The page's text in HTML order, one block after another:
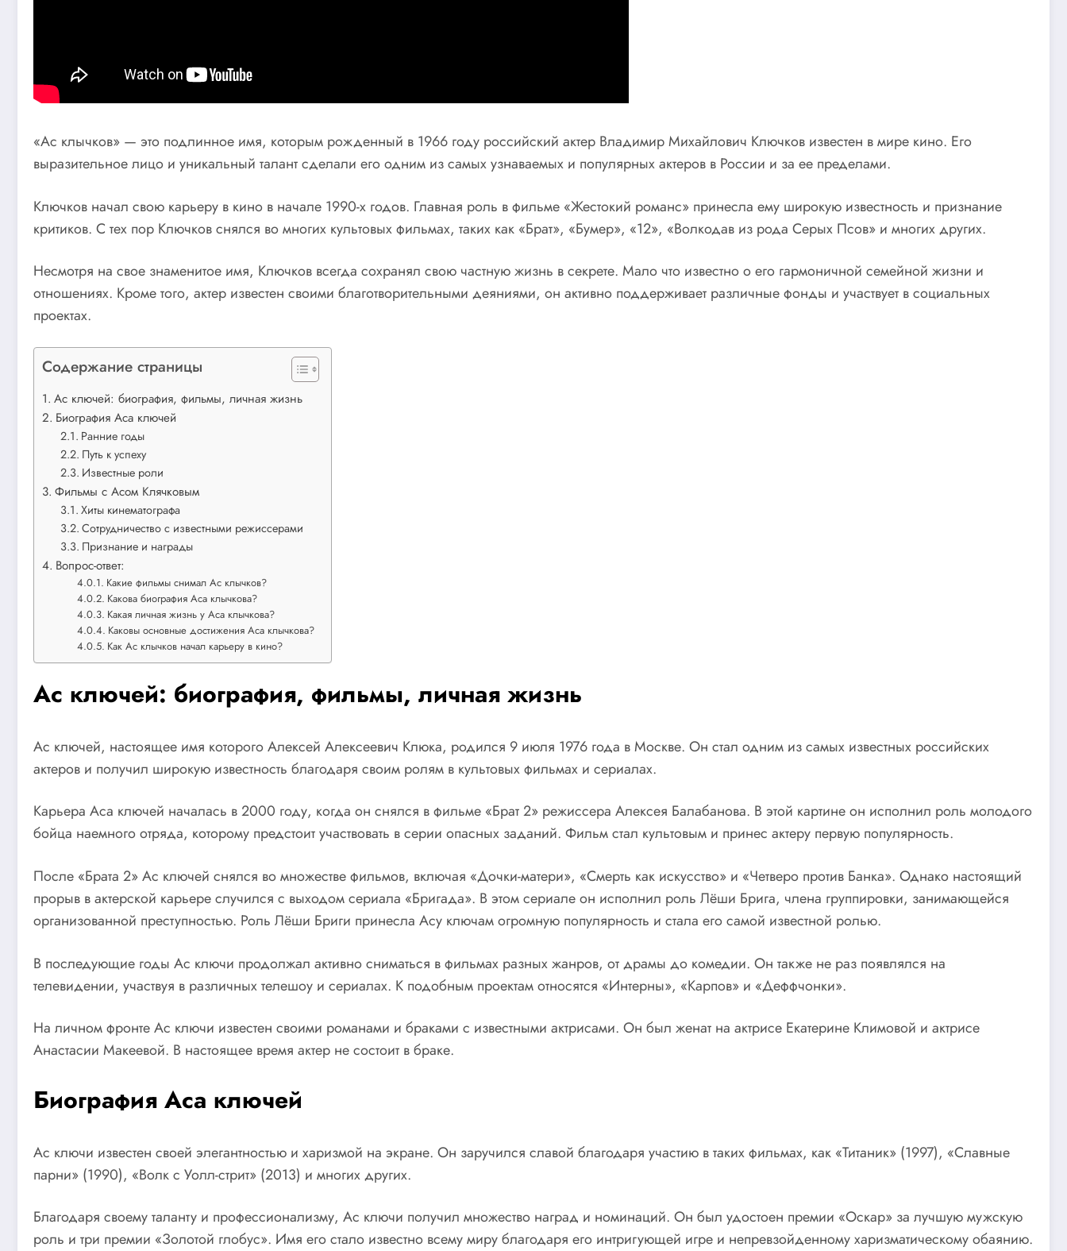
«Ас клычков» — это подлинное имя, которым рожденный в 1966 году российский актер Владимир Михайлович Ключков известен в мире кино. Его
выразительное лицо и уникальный талант сделали его одним из самых узнаваемых и популярных актеров в России и за ее пределами.
Ключков начал свою карьеру в кино в начале 1990-х годов. Главная роль в фильме «Жестокий романс» принесла ему широкую известность и признание
критиков. С тех пор Ключков снялся во многих культовых фильмах, таких как «Брат», «Бумер», «12», «Волкодав из рода Серых Псов» и многих других.
Несмотря на свое знаменитое имя, Ключков всегда сохранял свою частную жизнь в секрете. Мало что известно о его гармоничной семейной жизни и
отношениях. Кроме того, актер известен своими благотворительными деяниями, он активно поддерживает различные фонды и участвует в социальных
проектах.
Содержание страницы
Ас ключей: биография, фильмы, личная жизнь
Биография Аса ключей
Ранние годы
Путь к успеху
Известные роли
Фильмы с Асом Клячковым
Хиты кинематографа
Сотрудничество с известными режиссерами
Признание и награды
Вопрос-ответ:
Какие фильмы снимал Ас клычков?
Какова биография Аса клычкова?
Какая личная жизнь у Аса клычкова?
Каковы основные достижения Аса клычкова?
Как Ас клычков начал карьеру в кино?
Ас ключей: биография, фильмы, личная жизнь
Ас ключей, настоящее имя которого Алексей Алексеевич Клюка, родился 9 июля 1976 года в Москве. Он стал одним из самых известных российских
актеров и получил широкую известность благодаря своим ролям в культовых фильмах и сериалах.
Карьера Аса ключей началась в 2000 году, когда он снялся в фильме «Брат 2» режиссера Алексея Балабанова. В этой картине он исполнил роль молодого
бойца наемного отряда, которому предстоит участвовать в серии опасных заданий. Фильм стал культовым и принес актеру первую популярность.
После «Брата 2» Ас ключей снялся во множестве фильмов, включая «Дочки-матери», «Смерть как искусство» и «Четверо против Банка». Однако настоящий
прорыв в актерской карьере случился с выходом сериала «Бригада». В этом сериале он исполнил роль Лёши Брига, члена группировки, занимающейся
организованной преступностью. Роль Лёши Бриги принесла Асу ключам огромную популярность и стала его самой известной ролью.
В последующие годы Ас ключи продолжал активно сниматься в фильмах разных жанров, от драмы до комедии. Он также не раз появлялся на
телевидении, участвуя в различных телешоу и сериалах. К подобным проектам относятся «Интерны», «Карпов» и «Деффчонки».
На личном фронте Ас ключи известен своими романами и браками с известными актрисами. Он был женат на актрисе Екатерине Климовой и актрисе
Анастасии Макеевой. В настоящее время актер не состоит в браке.
Биография Аса ключей
Ас ключи известен своей элегантностью и харизмой на экране. Он заручился славой благодаря участию в таких фильмах, как «Титаник» (1997), «Славные
парни» (1990), «Волк с Уолл-стрит» (2013) и многих других.
Благодаря своему таланту и профессионализму, Ас ключи получил множество наград и номинаций. Он был удостоен премии «Оскар» за лучшую мужскую
роль и три премии «Золотой глобус». Имя его стало известно всему миру благодаря его интригующей игре и непревзойденному харизматическому обаянию.